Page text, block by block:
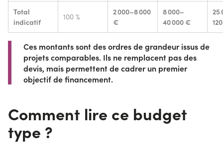
Total
indicatif
100 %
2 000–8 000
€
8 000–
40 000 €
25
Ces montants sont des ordres de grandeur issus de
projets comparables. Ils ne remplacent pas des
devis, mais permettent de cadrer un premier
objectif de financement.
Comment lire ce budget
type ?